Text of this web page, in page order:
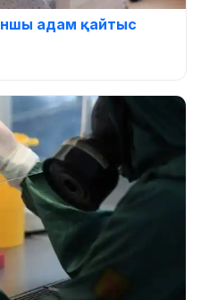
адам қайтыс